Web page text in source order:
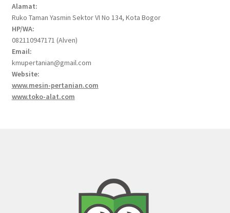
Alamat:
Ruko Taman Yasmin Sektor VI No 134, Kota Bogor
HP/WA:
082110947171 (Alven)
Email:
kmupertanian@gmail.com
Website:
www.mesin-pertanian.com
www.toko-alat.com